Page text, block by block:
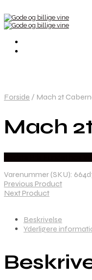
Forside / Mach 2t
Mach
Varenummer (SKU):
Previous Product
Next Product
Beskrivelse
Yderligere